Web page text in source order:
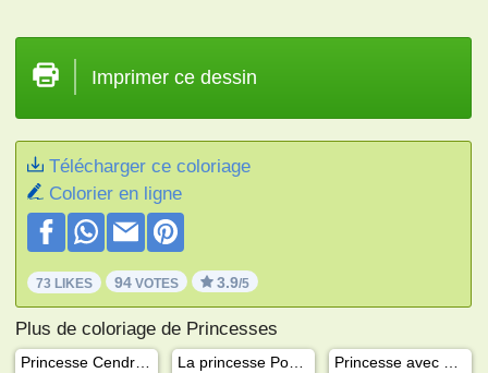
Imprimer ce dessin
Télécharger ce coloriage
Colorier en ligne
73 LIKES 94 VOTES 3.9/5
Plus de coloriage de Princesses